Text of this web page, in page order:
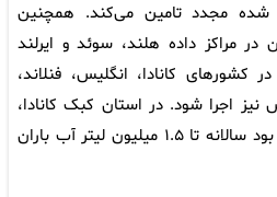
شده مجدد تامین می‌کند. همچنین
در مراکز داده هلند، سوئد و ایرلند
کشورهای کانادا، انگلیس، فنلاند،
نیز اجرا شود. در استان کبک کانادا،
مراکز داده جدید قادر خواهند بود سالانه تا ۱.۵ میلیون لیتر آب باران